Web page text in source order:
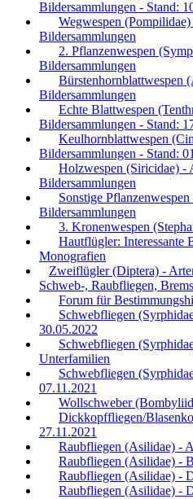
Bildersammlungen - Stand:
Wegwespen
Bildersammlungen
2. Pflanzenwespen
Bildersammlungen
Bürstenhornblattwespen
Bildersammlungen
Echte Blattwespen
Bildersammlungen - Stand:
Keulhornblattwespen
Bildersammlungen - Stand:
Holzwespen (Siricidae) -
Bildersammlungen
Sonstige
Bildersammlungen
3. Kronenwespen
Hautflügler: Interessante
Monografien
Zweiflügler (Diptera) -
Schweb-, Raubfliegen,
Forum für
Schwebfliegen
30.05.2022
Schwebfliegen
Unterfamilien
Schwebfliegen
07.11.2021
Wollschweber
Dickkopffliegen/
27.11.2021
Raubfliegen (Asilidae) -
Raubfliegen (Asilidae) -
Raubfliegen (Asilidae) -
Raubfliegen (Asilidae) -